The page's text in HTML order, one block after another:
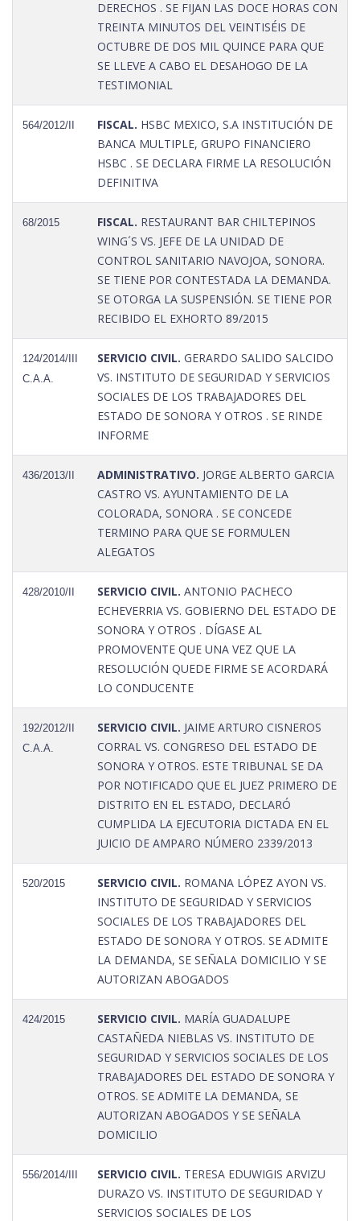
DERECHOS . SE FIJAN LAS DOCE HORAS CON
TREINTA MINUTOS DEL VEINTISÉIS DE
OCTUBRE DE DOS MIL QUINCE PARA QUE
SE LLEVE A CABO EL DESAHOGO DE LA
TESTIMONIAL
564/2012/II FISCAL. HSBC MEXICO, S.A INSTITUCIÓN DE
BANCA MULTIPLE, GRUPO FINANCIERO
HSBC . SE DECLARA FIRME LA RESOLUCIÓN
DEFINITIVA
68/2015 FISCAL. RESTAURANT BAR CHILTEPINOS
WING´S VS. JEFE DE LA UNIDAD DE
CONTROL SANITARIO NAVOJOA, SONORA.
SE TIENE POR CONTESTADA LA DEMANDA.
SE OTORGA LA SUSPENSIÓN. SE TIENE POR
RECIBIDO EL EXHORTO 89/2015
124/2014/III
C.A.A.
SERVICIO CIVIL. GERARDO SALIDO SALCIDO
VS. INSTITUTO DE SEGURIDAD Y SERVICIOS
SOCIALES DE LOS TRABAJADORES DEL
ESTADO DE SONORA Y OTROS . SE RINDE
INFORME
436/2013/II ADMINISTRATIVO. JORGE ALBERTO GARCIA
CASTRO VS. AYUNTAMIENTO DE LA
COLORADA, SONORA . SE CONCEDE
TERMINO PARA QUE SE FORMULEN
ALEGATOS
428/2010/II SERVICIO CIVIL. ANTONIO PACHECO
ECHEVERRIA VS. GOBIERNO DEL ESTADO DE
SONORA Y OTROS . DÍGASE AL
PROMOVENTE QUE UNA VEZ QUE LA
RESOLUCIÓN QUEDE FIRME SE ACORDARÁ
LO CONDUCENTE
192/2012/II
C.A.A.
SERVICIO CIVIL. JAIME ARTURO CISNEROS
CORRAL VS. CONGRESO DEL ESTADO DE
SONORA Y OTROS. ESTE TRIBUNAL SE DA
POR NOTIFICADO QUE EL JUEZ PRIMERO DE
DISTRITO EN EL ESTADO, DECLARÓ
CUMPLIDA LA EJECUTORIA DICTADA EN EL
JUICIO DE AMPARO NÚMERO 2339/2013
520/2015 SERVICIO CIVIL. ROMANA LÓPEZ AYON VS.
INSTITUTO DE SEGURIDAD Y SERVICIOS
SOCIALES DE LOS TRABAJADORES DEL
ESTADO DE SONORA Y OTROS. SE ADMITE
LA DEMANDA, SE SEÑALA DOMICILIO Y SE
AUTORIZAN ABOGADOS
424/2015 SERVICIO CIVIL. MARÍA GUADALUPE
CASTAÑEDA NIEBLAS VS. INSTITUTO DE
SEGURIDAD Y SERVICIOS SOCIALES DE LOS
TRABAJADORES DEL ESTADO DE SONORA Y
OTROS. SE ADMITE LA DEMANDA, SE
AUTORIZAN ABOGADOS Y SE SEÑALA
DOMICILIO
556/2014/III SERVICIO CIVIL. TERESA EDUWIGIS ARVIZU
DURAZO VS. INSTITUTO DE SEGURIDAD Y
SERVICIOS SOCIALES DE LOS